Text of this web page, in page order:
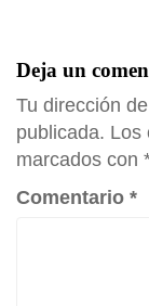
Deja un
Tu dirección
publicada. Los
marcados con
Comentario *